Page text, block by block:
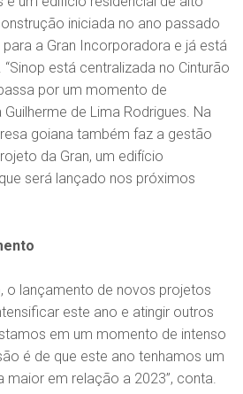
iniciada no ano passado
a Gran Incorporadora e já está
está centralizada no Cinturão
por um momento de
de Lima Rodrigues. Na
goiana também faz a gestão
da Gran, um edifício
será lançado nos próximos
o lançamento de novos projetos
este ano e atingir outros
em um momento de intenso
é de que este ano tenhamos um
maior em relação a 2023”, conta.